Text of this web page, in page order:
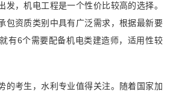
发，机电工程是一个性价比较高的选择。
包资质类别中具有广泛需求，根据最新要
有6个需要配备机电类建造师，适用性较
的考生，水利专业值得关注。随着国家加